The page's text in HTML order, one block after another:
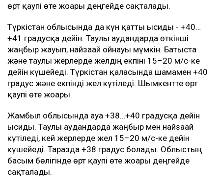
өрт қаупі өте жоғары деңгейде сақталады.
Түркістан облысында да күн қатты ысиды - +40…
+41 градусқа дейін. Таулы аудандарда өткінші
жаңбыр жауып, найзағай ойнауы мүмкін. Батыста
және таулы жерлерде желдің екпіні 15–20 м/с-ке
дейін күшейеді. Түркістан қаласында шамамен +40
градус және екпінді жел күтіледі. Шымкентте өрт
қаупі өте жоғары.
Жамбыл облысында ауа +38…+40 градусқа дейін
ысиды. Таулы аудандарда жаңбыр мен найзағай
күтіледі, кей жерлерде жел 15–20 м/с-ке дейін
күшейеді. Таразда +38 градус болады. Облыстың
басым бөлігінде өрт қаупі өте жоғары деңгейде
сақталады.